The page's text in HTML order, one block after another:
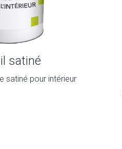
satiné
satiné pour intérieur